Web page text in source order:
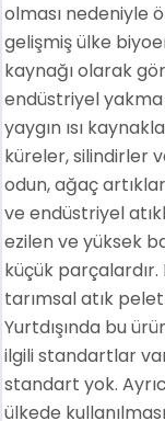
olması nedeniyle
gelişmiş ülke
kaynağı olarak
endüstriyel yakma
yaygın ısı
küreler, silindirler
odun, ağaç
ve endüstriyel
ezilen ve yüksek
küçük
tarımsal atık
Yurtdışında bu
ilgili standartlar
standart yok.
ülkede